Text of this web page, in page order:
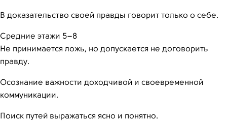
В доказательство своей правды говорит только о себе.
Средние этажи 5–8
Не принимается ложь, но допускается не договорить
правду.
Осознание важности доходчивой и своевременной
коммуникации.
Поиск путей выражаться ясно и понятно.